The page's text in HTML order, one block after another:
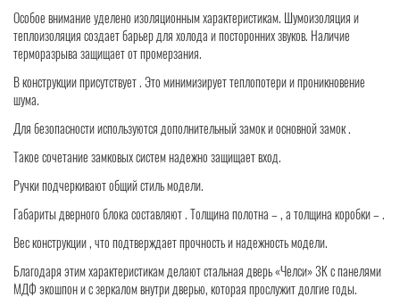
Особое внимание уделено изоляционным характеристикам. Шумоизоляция и
теплоизоляция создает барьер для холода и посторонних звуков. Наличие
терморазрыва защищает от промерзания.
В конструкции присутствует . Это минимизирует теплопотери и проникновение
шума.
Для безопасности используются дополнительный замок и основной замок .
Такое сочетание замковых систем надежно защищает вход.
Ручки подчеркивают общий стиль модели.
Габариты дверного блока составляют . Толщина полотна – , а толщина коробки – .
Вес конструкции , что подтверждает прочность и надежность модели.
Благодаря этим характеристикам делают стальная дверь «Челси» 3К с панелями
МДФ экошпон и с зеркалом внутри дверью, которая прослужит долгие годы.